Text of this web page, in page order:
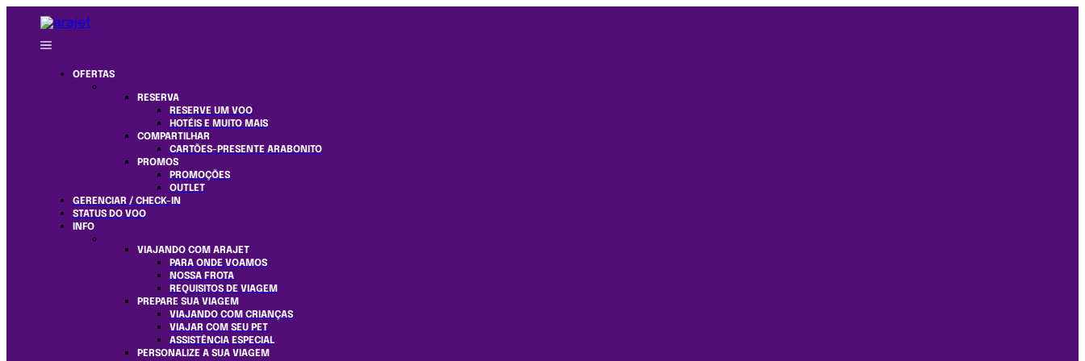
OFERTAS
RESERVA
RESERVE UM VOO
HOTÉIS E MUITO MAIS
COMPARTILHAR
CARTÕES-PRESENTE ARABONITO
PROMOS
PROMOÇÕES
OUTLET
GERENCIAR / CHECK-IN
STATUS DO VOO
INFO
VIAJANDO COM ARAJET
PARA ONDE VOAMOS
NOSSA FROTA
REQUISITOS DE VIAGEM
PREPARE SUA VIAGEM
VIAJANDO COM CRIANÇAS
VIAJAR COM SEU PET
ASSISTÊNCIA ESPECIAL
PERSONALIZE A SUA VIAGEM